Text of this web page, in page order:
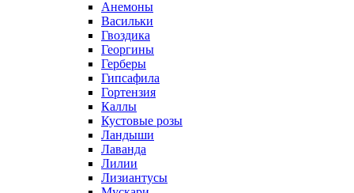
Анемоны
Васильки
Гвоздика
Георгины
Герберы
Гипсафила
Гортензия
Каллы
Кустовые розы
Ландыши
Лаванда
Лилии
Лизиантусы